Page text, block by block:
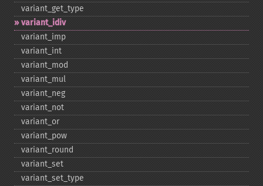
variant_​get_​type
variant_​idiv
variant_​imp
variant_​int
variant_​mod
variant_​mul
variant_​neg
variant_​not
variant_​or
variant_​pow
variant_​round
variant_​set
variant_​set_​type